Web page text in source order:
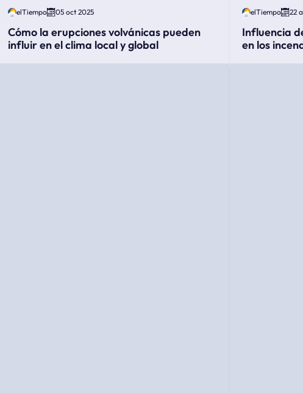
elTiempo 05 oct 2025
Cómo la erupciones volvánicas pueden
influir en el clima local y global
elTiempo 22
Influencia
en los